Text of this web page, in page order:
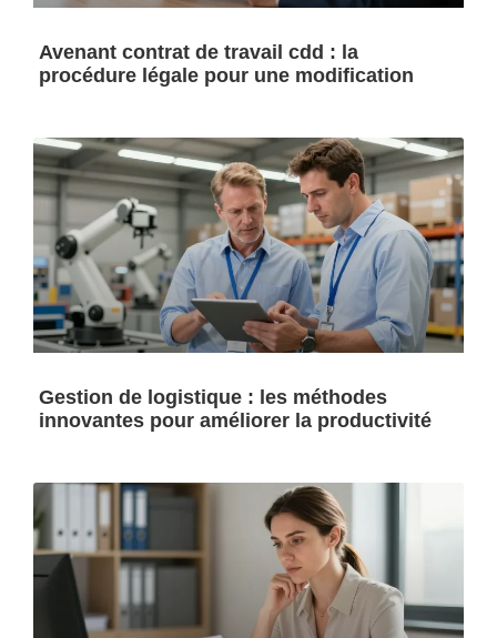
Avenant contrat de travail cdd : la
procédure légale pour une modification
Gestion de logistique : les méthodes
innovantes pour améliorer la productivité